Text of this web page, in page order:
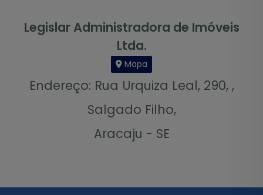
Legislar Administradora de Imóveis
Ltda.
Mapa
Endereço: Rua Urquiza Leal, 290, ,
Salgado Filho,
Aracaju - SE